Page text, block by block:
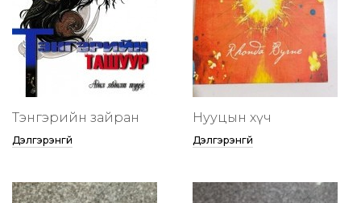
Тэнгэрийн зайран
Дэлгэрэнгүй
Нууцын хүч
Дэлгэрэнгүй